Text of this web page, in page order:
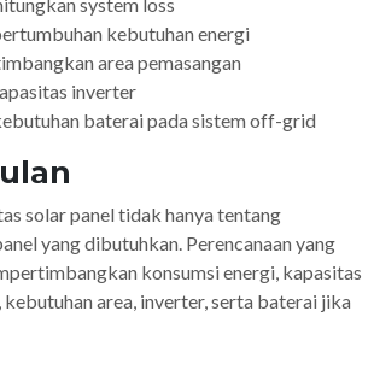
kebutuhan energi
area pemasangan
inverter
baterai pada sistem off-grid
solar panel tidak hanya tentang
yang dibutuhkan. Perencanaan yang
konsumsi energi, kapasitas
kebutuhan area, inverter, serta baterai jika